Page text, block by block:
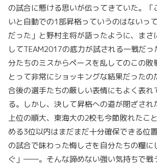
の試合に懸ける思いが伝ってきていた。「
いと自動での1部昇格っていうのはないっ
だった」と野村主将が語ったように、まさ
してTEAM2017の底力が試される一戦だ
分たちのミスからペースを乱してのこの敗
とって非常にショッキングな結果だったの
合後の選手たちの厳しい表情にもよく表れ
る。しかし、決して昇格への道が閉ざされ
上位の順大、東海大の2校も今節敗れたこ
める3位以内はまだまだ十分確保できる位
の試合で味わった悔しさを自分たちの糧
ぐ」――。そんな諦めない強い気持ちで戦